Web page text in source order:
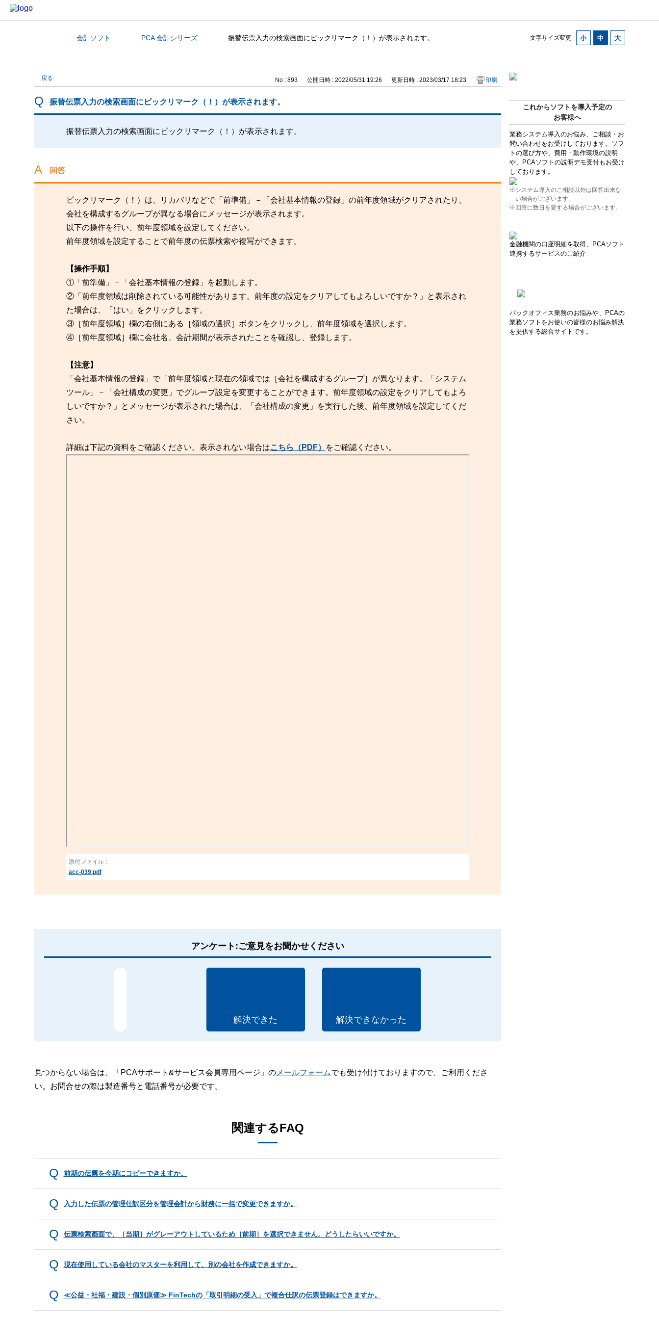
文字サイズ変更
カテゴリから探す
会計ソフト PCA 会計シリーズ 振替伝票入力の検索画面にビックリマーク（！）が表示されます。
これからソフトを導入予定の
お客様へ
業務システム導入のお悩み、ご相談・お
問い合わせをお受けしております。ソフ
トの選び方や、費用・動作環境の説明
や、PCAソフトの説明デモ受付もお受け
しております。
※システム導入のご相談以外は回答出来な
い場合がございます。
※回答に数日を要する場合がございます。
金融機関の口座明細を取得、PCAソフト
連携するサービスのご紹介
バックオフィス業務のお悩みや、PCAの
業務ソフトをお使いの皆様のお悩み解決
を提供する総合サイトです。
戻る No : 893 公開日時 : 2022/05/31 19:26 更新日時 : 2023/03/17 18:23 印刷
振替伝票入力の検索画面にビックリマーク（！）が表示されます。
振替伝票入力の検索画面にビックリマーク（！）が表示されます。
回答
ビックリマーク（！）は、リカバリなどで「前準備」－「会社基本情報の登録」の前年度領域がクリアされたり、
会社を構成するグループが異なる場合にメッセージが表示されます。
以下の操作を行い、前年度領域を設定してください。
前年度領域を設定することで前年度の伝票検索や複写ができます。
【操作手順】
①「前準備」－「会社基本情報の登録」を起動します。
②「前年度領域は削除されている可能性があります。前年度の設定をクリアしてもよろしいですか？」と表示され
た場合は、「はい」をクリックします。
③［前年度領域］欄の右側にある［領域の選択］ボタンをクリックし、前年度領域を選択します。
④［前年度領域］欄に会社名、会計期間が表示されたことを確認し、登録します。
【注意】
「会社基本情報の登録」で「前年度領域と現在の領域では［会社を構成するグループ］が異なります。「システム
ツール」－「会社構成の変更」でグループ設定を変更することができます。前年度領域の設定をクリアしてもよろ
しいですか？」とメッセージが表示された場合は、「会社構成の変更」を実行した後、前年度領域を設定してくだ
さい。
詳細は下記の資料をご確認ください。表示されない場合はこちら（PDF） をご確認ください。
添付ファイル :
acc-039.pdf
アンケート:ご意見をお聞かせください
解決できた 解決できなかった
見つからない場合は、「PCAサポート&サービス会員専用ページ」のメールフォームでも受け付けておりますので、ご利用くださ
い。お問合せの際は製造番号と電話番号が必要です。
関連するFAQ
前期の伝票を今期にコピーできますか。
入力した伝票の管理仕訳区分を管理会計から財務に一括で変更できますか。
伝票検索画面で、［当期］がグレーアウトしているため［前期］を選択できません。どうしたらいいですか。
現在使用している会社のマスターを利用して、別の会社を作成できますか。
≪公益・社福・建設・個別原価≫ FinTechの「取引明細の受入」で複合仕訳の伝票登録はできますか。